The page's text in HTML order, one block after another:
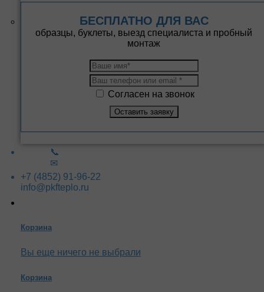
БЕСПЛАТНО ДЛЯ ВАС
образцы, буклеты, выезд специалиста и пробный
монтаж
Согласен на звонок
📞
✉
+7 (4852) 91-96-22
info@pkfteplo.ru
Корзина
Вы еще ничего не выбрали
Корзина